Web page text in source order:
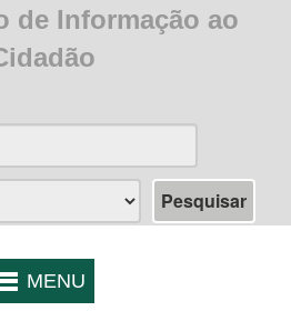
de Informação ao